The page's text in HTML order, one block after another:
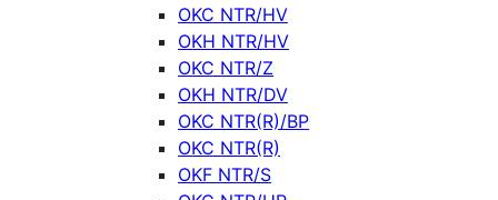
OKC NTR/HV
OKH NTR/HV
OKC NTR/Z
OKH NTR/DV
OKC NTR(R)/BP
OKC NTR(R)
OKF NTR/S